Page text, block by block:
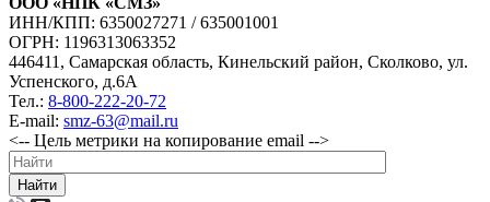
ИНН/КПП: 6350027271 / 635001001
ОГРН: 1196313063352
446411, Самарская область, Кинельский район, Сколково, ул.
Успенского, д.6А
Тел.: 8-800-222-20-72
E-mail: smz-63@mail.ru
<-- Цель метрики на копирование email -->
Найти